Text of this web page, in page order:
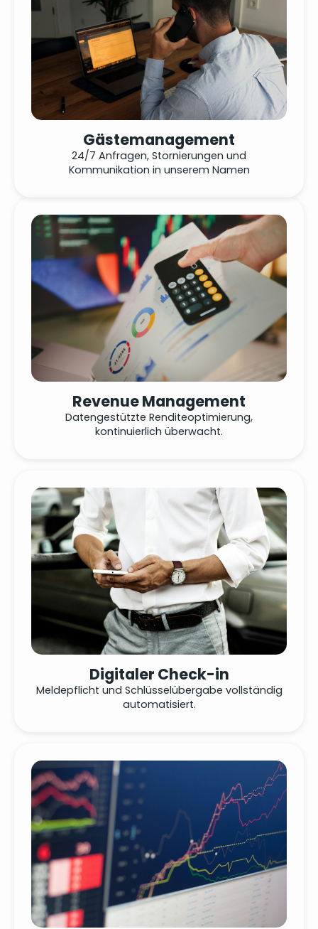
Gästemanagement
24/7 Anfragen, Stornierungen und
Kommunikation in unserem Namen
Revenue Management
Datengestützte Renditeoptimierung,
kontinuierlich überwacht.
Digitaler Check-in
Meldepflicht und Schlüsselübergabe vollständig
automatisiert.